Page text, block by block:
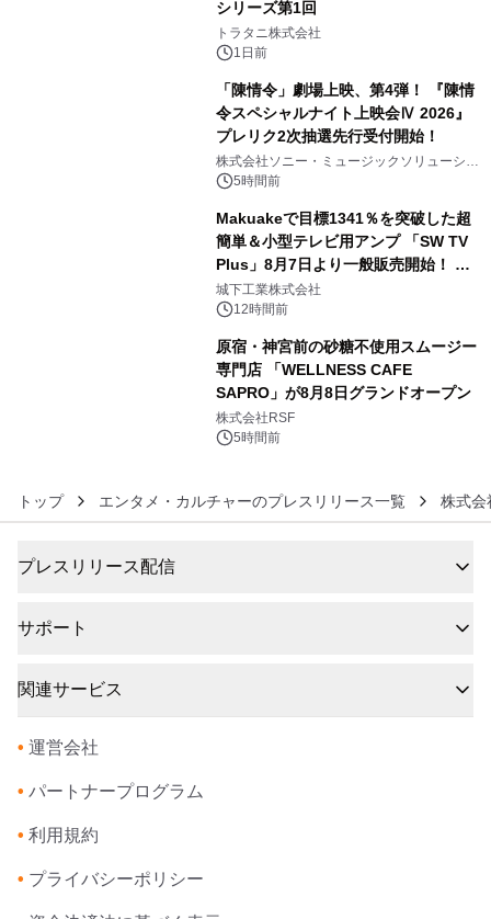
シリーズ第1回
トラタニ株式会社
1日前
「陳情令」劇場上映、第4弾！ 『陳情
令スペシャルナイト上映会Ⅳ 2026』
プレリク2次抽選先行受付開始！
株式会社ソニー・ミュージックソリューショ
ンズ5時間前
Makuakeで目標1341％を突破した超
簡単＆小型テレビ用アンプ 「SW TV
Plus」8月7日より一般販売開始！ ケ
ーブル1本つなぐだけ、テレビの音が
ぐっと豊かに
城下工業株式会社
12時間前
原宿・神宮前の砂糖不使用スムージー
専門店 「WELLNESS CAFE
SAPRO」が8月8日グランドオープン
株式会社RSF
5時間前
トップ エンタメ・カルチャーのプレスリリース一覧 株式会
プレスリリース配信
サポート
関連サービス
• 運営会社
• パートナープログラム
• 利用規約
• プライバシーポリシー